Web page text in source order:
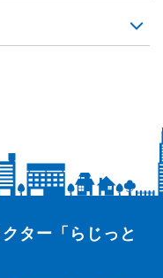
ター「らじっと